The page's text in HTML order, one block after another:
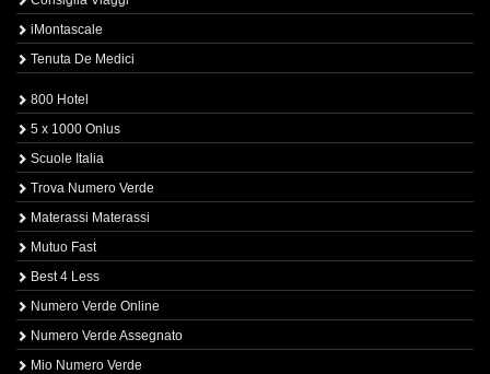
iMontascale
Tenuta De Medici
800 Hotel
5 x 1000 Onlus
Scuole Italia
Trova Numero Verde
Materassi Materassi
Mutuo Fast
Best 4 Less
Numero Verde Online
Numero Verde Assegnato
Mio Numero Verde